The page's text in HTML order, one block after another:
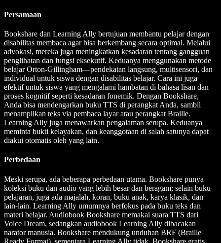
Persamaan
Bookshare dan Learning Ally bertujuan membantu pelajar dengan
disabilitas membaca agar bisa berkembang secara optimal. Melalui
advokasi, mereka juga meningkatkan kesadaran tentang gangguan
penglihatan dan fungsi eksekutif. Keduanya menggunakan metode
belajar Orton-Gillingham—pendekatan langsung, multisensori, dan
individual untuk siswa dengan disabilitas belajar. Cara ini juga
efektif untuk siswa yang mengalami hambatan di bahasa lisan dan
proses kognitif seperti kesadaran fonemik. Dengan Bookshare,
Anda bisa mendengarkan buku TTS di perangkat Anda, sambil
menampilkan teks via pembaca layar atau perangkat Braille.
Learning Ally juga menawarkan pengalaman serupa. Keduanya
meminta bukti kelayakan, dan keanggotaan di salah satunya dapat
diakui otomatis oleh yang lain.
Perbedaan
Meski serupa, ada beberapa perbedaan utama. Bookshare punya
koleksi buku dan audio yang lebih besar dan beragam; selain buku
pelajaran, juga ada majalah, koran, buku anak, karya klasik, dan
lain-lain. Learning Ally umumnya berfokus pada buku teks dan
materi belajar. Audiobook Bookshare memakai suara TTS dari
Voice Dream, sedangkan audiobook Learning Ally dibacakan
narator manusia. Bookshare mendukung unduhan BRF (Braille
Ready Format), sementara Learning Ally tidak. Bookshare gratis